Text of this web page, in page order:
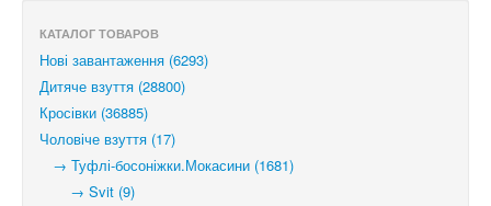
КАТАЛОГ ТОВАРОВ
Нові завантаження (6293)
Дитяче взуття (28800)
Кросівки (36885)
Чоловіче взуття (17)
→ Туфлі-босоніжки.Мокасини (1681)
→ Svit (9)